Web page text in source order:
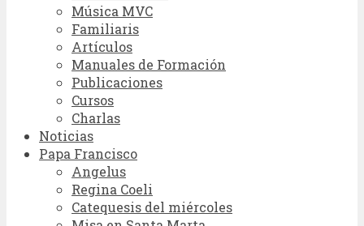
Música MVC
Familiaris
Artículos
Manuales de Formación
Publicaciones
Cursos
Charlas
Noticias
Papa Francisco
Angelus
Regina Coeli
Catequesis del miércoles